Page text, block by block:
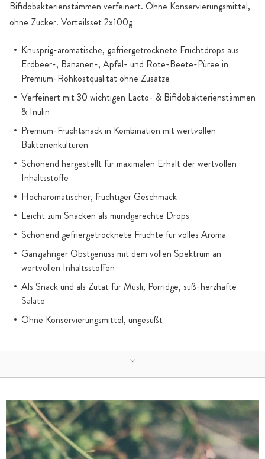
Bifidobakterienstämmen verfeinert. Ohne Konservierungsmittel,
ohne Zucker. Vorteilsset 2x100g
Knusprig-aromatische, gefriergetrocknete Fruchtdrops aus
Erdbeer-, Bananen-, Apfel- und Rote-Beete-Püree in
Premium-Rohkostqualität ohne Zusätze
Verfeinert mit 30 wichtigen Lacto- & Bifidobakterienstämmen
& Inulin
Premium-Fruchtsnack in Kombination mit wertvollen
Bakterienkulturen
Schonend hergestellt für maximalen Erhalt der wertvollen
Inhaltsstoffe
Hocharomatischer, fruchtiger Geschmack
Leicht zum Snacken als mundgerechte Drops
Schonend gefriergetrocknete Früchte für volles Aroma
Ganzjähriger Obstgenuss mit dem vollen Spektrum an
wertvollen Inhaltsstoffen
Als Snack und als Zutat für Müsli, Porridge, süß-herzhafte
Salate
Ohne Konservierungsmittel, ungesüßt